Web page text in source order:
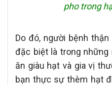
pho trong
Do đó, người bệnh
đặc biệt là trong
ăn giàu hạt và gia vị
bạn thực sự thèm hạt